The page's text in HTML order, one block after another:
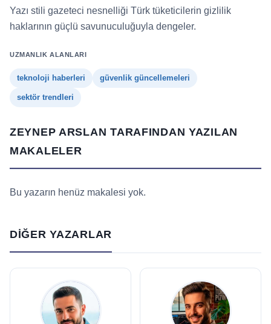
Yazı stili gazeteci nesnelliği Türk tüketicilerin gizlilik
haklarının güçlü savunuculuğuyla dengeler.
UZMANLIK ALANLARI
teknoloji haberleri güvenlik güncellemeleri
sektör trendleri
ZEYNEP ARSLAN TARAFINDAN YAZILAN
MAKALELER
Bu yazarın henüz makalesi yok.
DIĞER YAZARLAR